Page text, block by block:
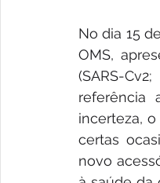
No dia 15
OMS,
(SARS-
referência
incerteza,
certas
novo